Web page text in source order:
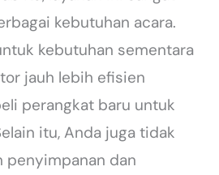
kebutuhan acara.
kebutuhan sementara
jauh lebih efisien
perangkat baru untuk
itu, Anda juga tidak
penyimpanan dan